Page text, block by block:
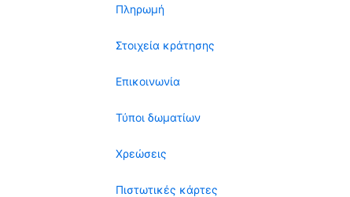
Πληρωμή
Στοιχεία κράτησης
Επικοινωνία
Τύποι δωματίων
Χρεώσεις
Πιστωτικές κάρτες